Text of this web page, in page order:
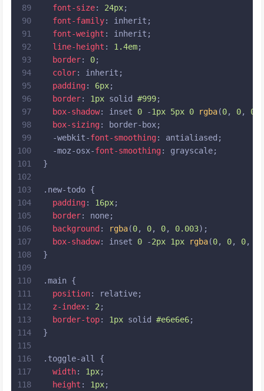
89
90
91
92
93
94
95
96
97
98
99
100
101
102
103
104
105
106
107
108
109
110
111
112
113
114
115
116
117
118
font-size: 24px;
font-family: inherit;
font-weight : inherit;
line-height : 1.4em;
border: 0;
color: inherit;
padding: 6px;
border: 1px solid #999;
box-shadow: inset 0 -1px 5px 0 rgba(0, 0, 0
box-sizing: border-box;
  -webkit-
font-smoothing: antialiased;
  -moz-osx-
font-smoothing: grayscale;
}
.new-todo {
padding: 16px;
border: none;
background : rgba(0, 0, 0, 0.003);
box-shadow: inset 0 -2px 1px rgba(0, 0, 0,
}
.main {
position: relative;
z-index: 2 ;
border-top: 1px solid #e6e6e6;
}
.toggle-all
{
width: 1px;
height : 1px;